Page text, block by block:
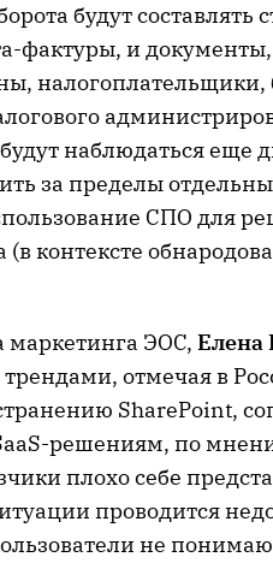
будут
фактуры, и
наблюдаться еще
за пределы
СПО для
(в контексте
маркетинга ЭОС, Елена
отмечая в
SharePoint,
решениям, по
плохо себе
проводится
не